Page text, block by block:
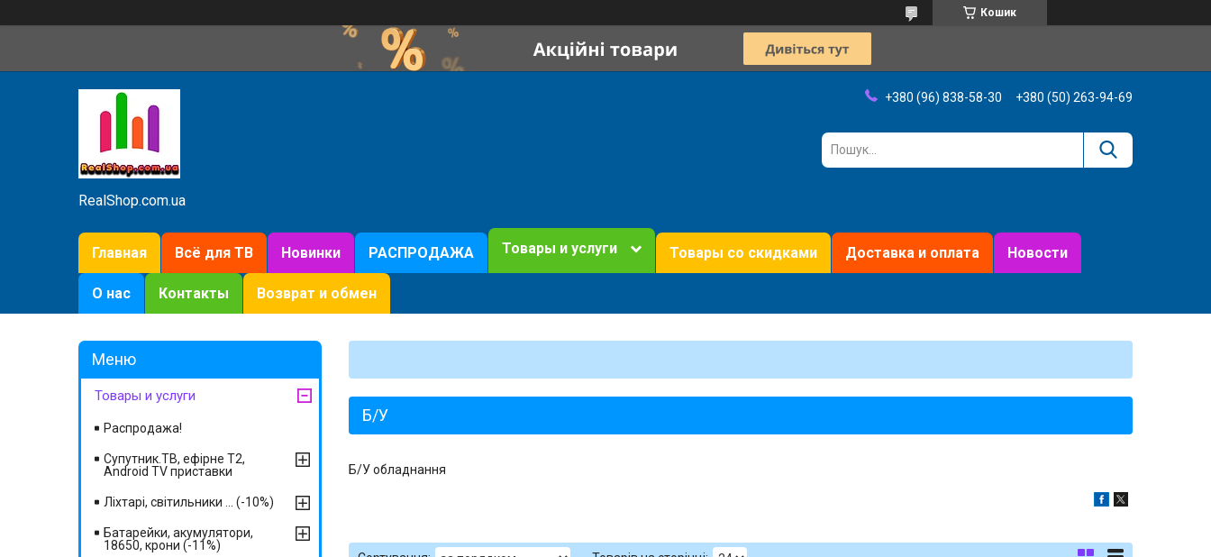
Кошик
RealShop.com.ua
+380 (96) 838-58-30 +380 (50) 263-94-69
Главная Всё для ТВ Новинки РАСПРОДАЖА Товары и услуги Товары со скидками Доставка и оплата Новости
О нас Контакты Возврат и обмен
Б/У
Б/У обладнання
Товары и услуги
Распродажа!
Супутник.ТВ, ефірне Т2,
Android TV приставки
Ліхтарі, світильники ... (-10%)
Батарейки, акумулятори,
18650, крони (-11%)